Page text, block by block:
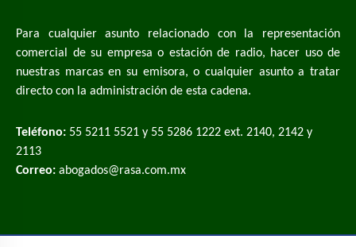
Para cualquier asunto relacionado con la representación
comercial de su empresa o estación de radio, hacer uso de
nuestras marcas en su emisora, o cualquier asunto a tratar
directo con la administración de esta cadena.
Teléfono: 55 5211 5521 y 55 5286 1222 ext. 2140, 2142 y
2113
Correo: abogados@rasa.com.mx